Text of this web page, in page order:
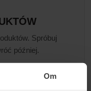
Om
Spróbuj
później.